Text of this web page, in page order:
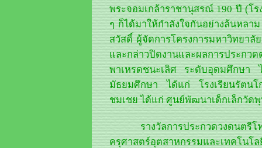
พระจอมเกล้าราชานุสรณ์ 190 ปี (โ
ๆ ก็ได้มาให้กำลังใจกันอย่างล้นหล
สวัสดิ์ ผู้จัดการโครงการมหาวิทยาลั
และกล่าวปิดงานและผลการประ
พาเหรดชนะเลิศ ระดับอุดมศึกษ
มัธยมศึกษา ได้แก่ โรงเรียนรัตน
ชมเชย ได้แก่ ศูนย์พัฒนาเด็กเล็กวัด
รางวัลการประกวดวงดนตรีโฟล์
ครุศาสตร์อุตสาหกรรมและเทคโน